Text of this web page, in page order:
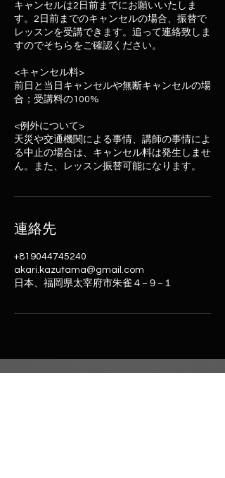
キャンセルは2日前までにお願いいたしま
す。2日前までのキャンセルの場合、振替で
レッスンを受講できます。追って連絡致しま
すのでそちらをご確認ください。
<キャンセル料>
前日と当日キャンセルや無断キャンセルの場
合；受講料の100%
<例外について>
天災や交通機関による事情、講師の事情によ
る中止の場合は、キャンセル料は発生しませ
ん。また、レッスン振替可能になります。
連絡先
+819044745240
akari.kazutama@gmail.com
日本、福岡県太宰府市朱雀４−９−１